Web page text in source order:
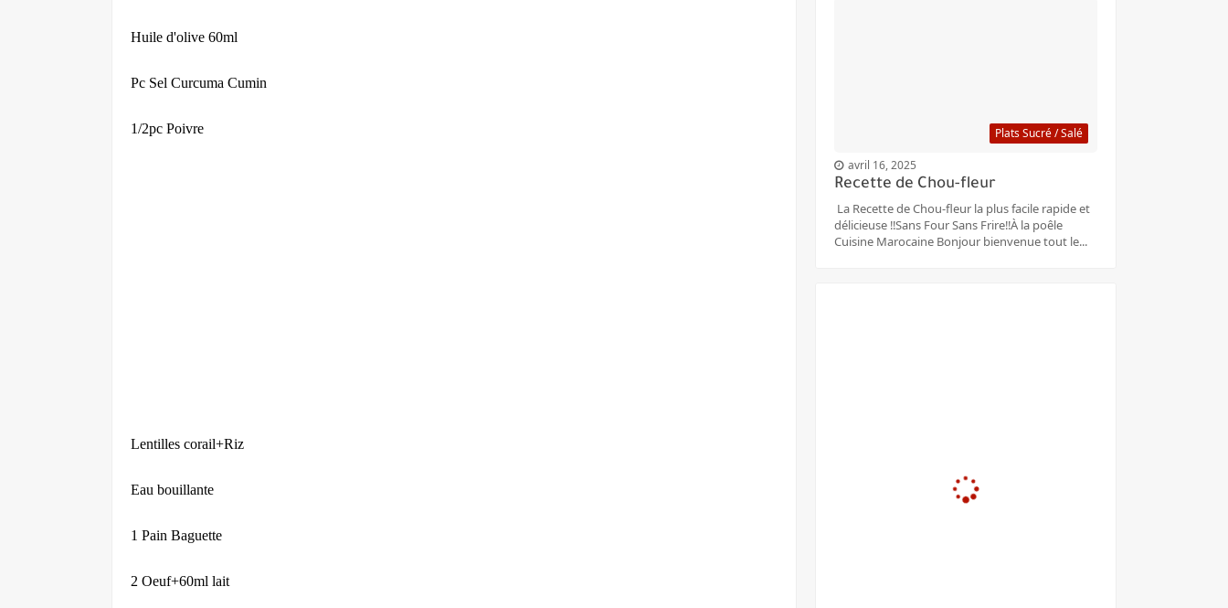
Huile d'olive 60ml
Pc Sel Curcuma Cumin
1/2pc Poivre
Lentilles corail+Riz
Eau bouillante
1 Pain Baguette
2 Oeuf+60ml lait
Plats Sucré / Salé
avril 16, 2025
Recette de Chou-fleur
La Recette de Chou-fleur la plus facile rapide et
délicieuse ‼️Sans Four Sans Frire‼️À la poêle
Cuisine Marocaine Bonjour bienvenue tout le...